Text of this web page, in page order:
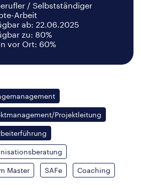
/ Selbstständiger
Arbeit
ab: 22.06.2025
zu: 80%
vor Ort: 60%
Projektleitung
Master SAFe Coaching